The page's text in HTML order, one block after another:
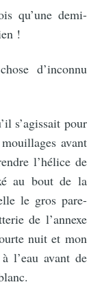
qu’une demi-
!
d’inconnu
s’agissait pour
avant
l’hélice de
au bout de la
le gros pare-
de l’annexe
nuit et mon
l’eau avant de